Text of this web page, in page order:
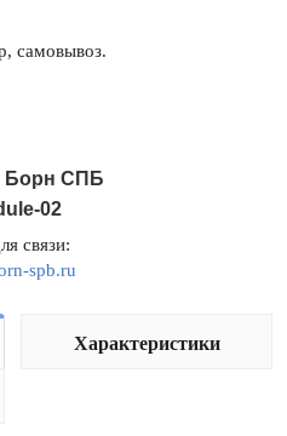
самовывоз.
Борн СПБ
связи:
spb.ru
Характеристики